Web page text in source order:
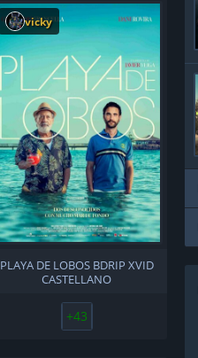
vicky
PLAYA DE LOBOS BDRIP XVID
CASTELLANO
+43